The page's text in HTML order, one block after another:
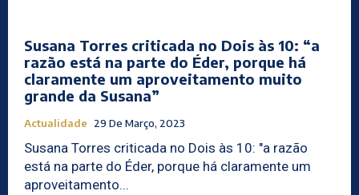
Susana Torres criticada no Dois às 10: “a
razão está na parte do Éder, porque há
claramente um aproveitamento muito
grande da Susana”
Actualidade 29 De Março, 2023
Susana Torres criticada no Dois às 10: "a razão
está na parte do Éder, porque há claramente um
aproveitamento...